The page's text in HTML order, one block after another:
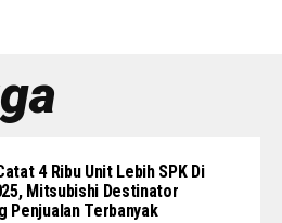
4 Ribu Unit Lebih SPK Di
Mitsubishi Destinator
Penjualan Terbanyak